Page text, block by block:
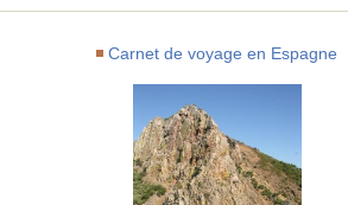
Carnet de voyage en Espagne